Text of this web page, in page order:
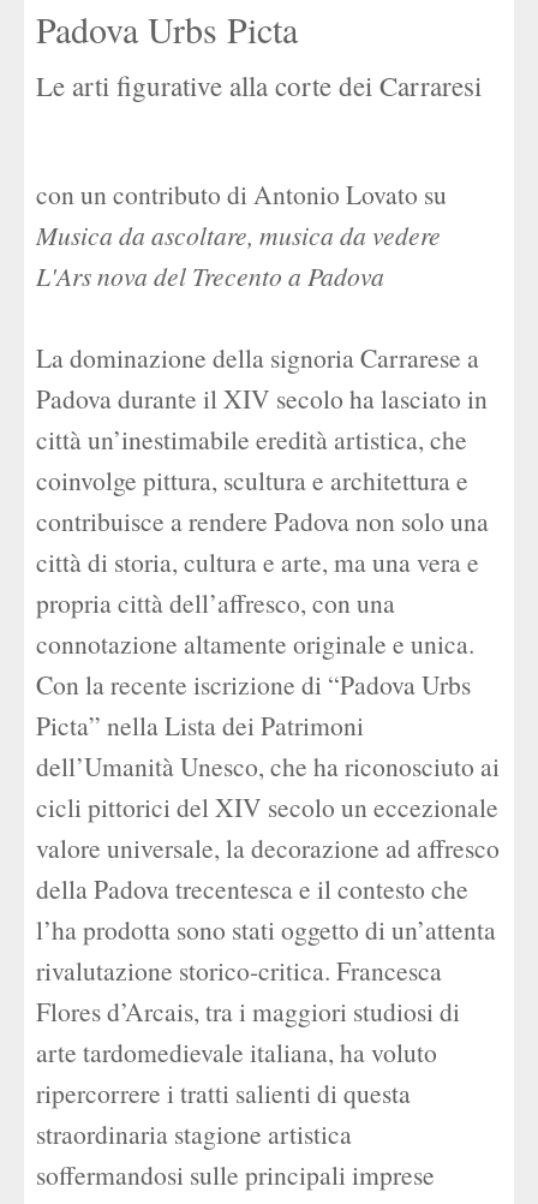
Padova Urbs Picta
Le arti figurative alla corte dei Carraresi
con un contributo di Antonio Lovato su
Musica da ascoltare, musica da vedere
L'Ars nova del Trecento a Padova
La dominazione della signoria Carrarese a
Padova durante il XIV secolo ha lasciato in
città un’inestimabile eredità artistica, che
coinvolge pittura, scultura e architettura e
contribuisce a rendere Padova non solo una
città di storia, cultura e arte, ma una vera e
propria città dell’affresco, con una
connotazione altamente originale e unica.
Con la recente iscrizione di “Padova Urbs
Picta” nella Lista dei Patrimoni
dell’Umanità Unesco, che ha riconosciuto ai
cicli pittorici del XIV secolo un eccezionale
valore universale, la decorazione ad affresco
della Padova trecentesca e il contesto che
l’ha prodotta sono stati oggetto di un’attenta
rivalutazione storico-critica. Francesca
Flores d’Arcais, tra i maggiori studiosi di
arte tardomedievale italiana, ha voluto
ripercorrere i tratti salienti di questa
straordinaria stagione artistica
soffermandosi sulle principali imprese